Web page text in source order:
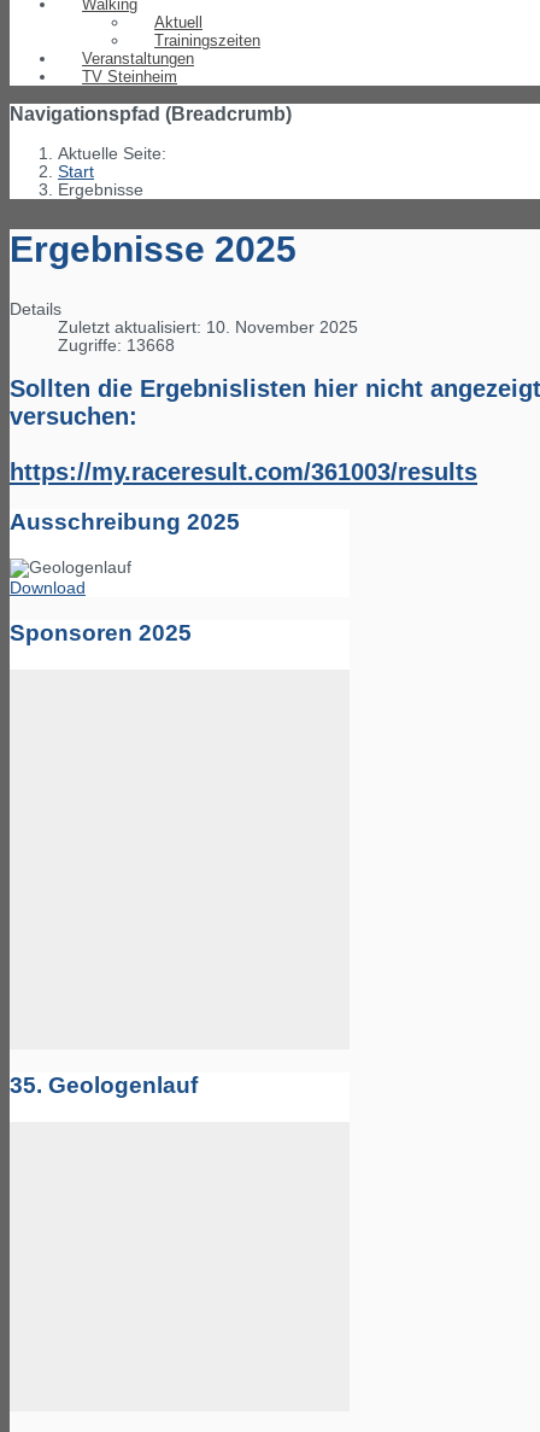
Walking
Aktuell
Trainingszeiten
Veranstaltungen
TV Steinheim
Navigationspfad (Breadcrumb)
Aktuelle Seite:
Start
Ergebnisse
Ergebnisse 2025
Details
Zuletzt aktualisiert: 10. November 2025
Zugriffe: 13668
Sollten die Ergebnislisten hier nicht
versuchen:
https://my.raceresult.com/361003/results
Ausschreibung 2025
Download
Sponsoren 2025
35. Geologenlauf